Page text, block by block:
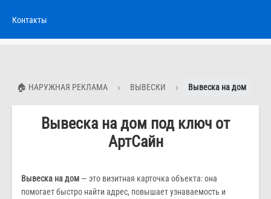
Контакты
🏠 НАРУЖНАЯ РЕКЛАМА ВЫВЕСКИ Вывеска на дом
Вывеска на дом под ключ от
АртСайн
Вывеска на дом — это визитная карточка объекта: она
помогает быстро найти адрес, повышает узнаваемость и